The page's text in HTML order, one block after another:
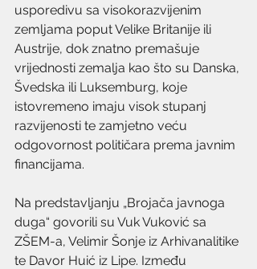
usporedivu sa visokorazvijenim
zemljama poput Velike Britanije ili
Austrije, dok znatno premašuje
vrijednosti zemalja kao što su Danska,
Švedska ili Luksemburg, koje
istovremeno imaju visok stupanj
razvijenosti te zamjetno veću
odgovornost političara prema javnim
financijama.
Na predstavljanju „Brojača javnoga
duga“ govorili su Vuk Vuković sa
ZŠEM-a, Velimir Šonje iz Arhivanalitike
te Davor Huić iz Lipe. Između